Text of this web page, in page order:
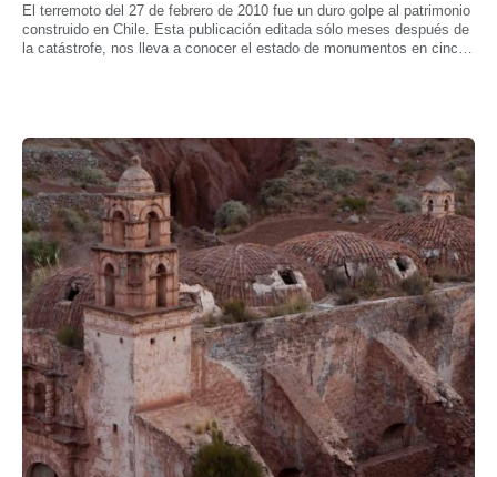
El terremoto del 27 de febrero de 2010 fue un duro golpe al patrimonio
construido en Chile. Esta publicación editada sólo meses después de
la catástrofe, nos lleva a conocer el estado de monumentos en cinco